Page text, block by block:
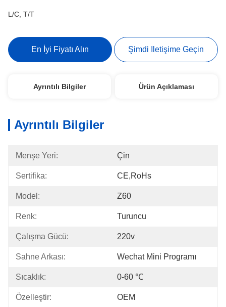
L/C, T/T
En İyi Fiyatı Alın Şimdi Iletişime Geçin
Ayrıntılı Bilgiler Ürün Açıklaması
Ayrıntılı Bilgiler
Menşe Yeri: Çin
Sertifika: CE,RoHs
Model: Z60
Renk: Turuncu
Çalışma Gücü: 220v
Sahne Arkası: Wechat Mini Programı
Sıcaklık: 0-60 ℃
Özelleştir: OEM